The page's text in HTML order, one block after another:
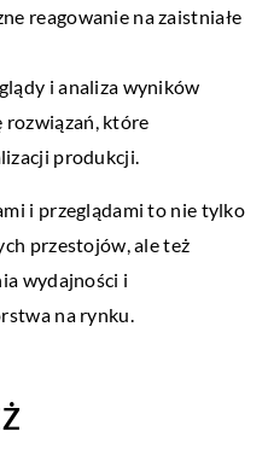
reagowanie na zaistniałe
i analiza wyników
rozwiązań, które
produkcji.
i przeglądami to nie tylko
przestojów, ale też
wydajności i
na rynku.